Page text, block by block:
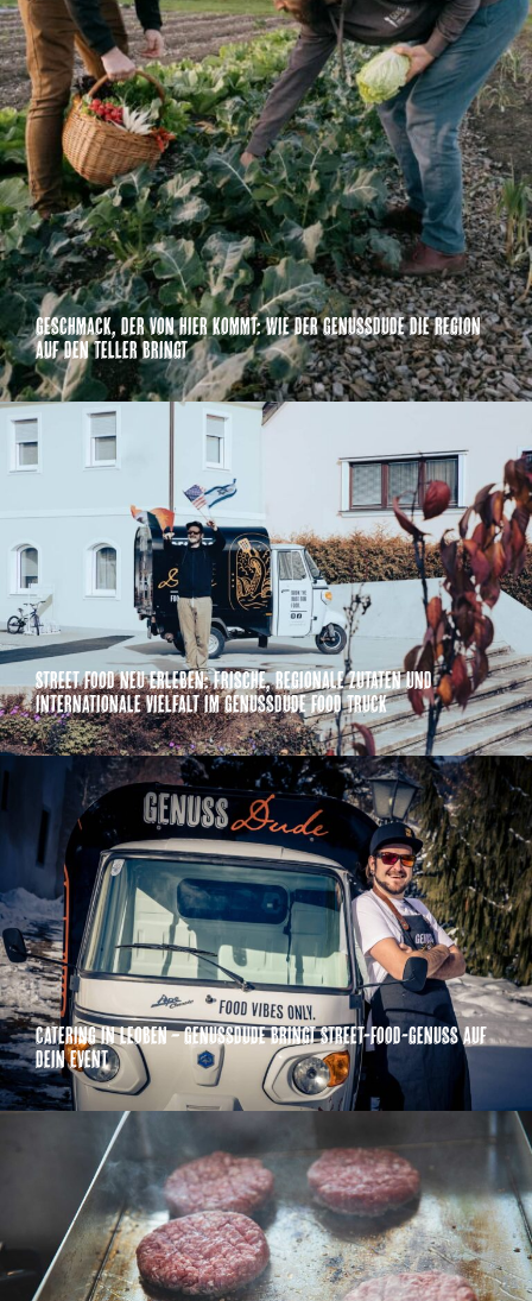
Geschmack, der von hier kommt: Wie der GenussDude die Region
auf den Teller bringt
Street Food neu erleben: Frische, regionale Zutaten und
internationale Vielfalt im GenussDude Food Truck
Catering in Leoben – GenussDude bringt Street-Food-Genuss auf
dein Event